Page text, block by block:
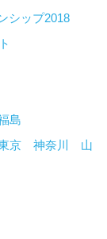
シップ2018
島
京 神奈川
山